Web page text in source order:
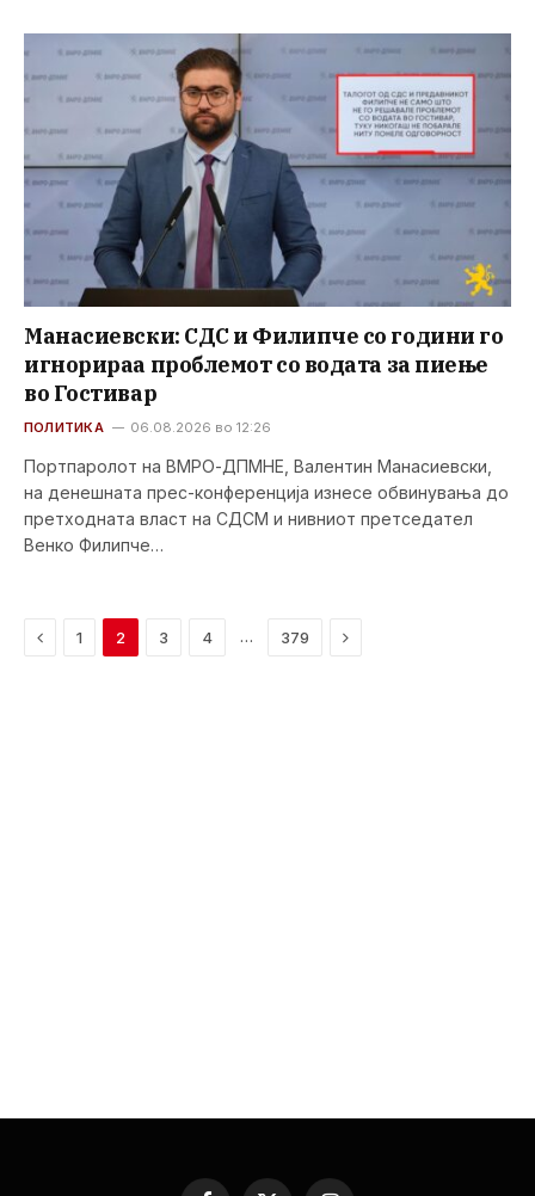
Манасиевски: СДС и Филипче со години го
игнорираа проблемот со водата за пиење
во Гостивар
ПОЛИТИКА 06.08.2026 во 12:26
Портпаролот на ВМРО-ДПМНЕ, Валентин Манасиевски,
на денешната прес-конференција изнесе обвинувања до
претходната власт на СДСМ и нивниот претседател
Венко Филипче…
Previous
1 2 3 4 … 379 Next